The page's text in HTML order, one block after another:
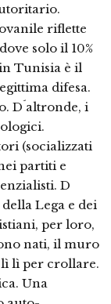
riflette
solo il 10%
Tunisia è il
difesa.
D´altronde, i
(socializzati
partiti e
D
Lega e dei
per loro,
nati, il muro
lì per crollare.
Una